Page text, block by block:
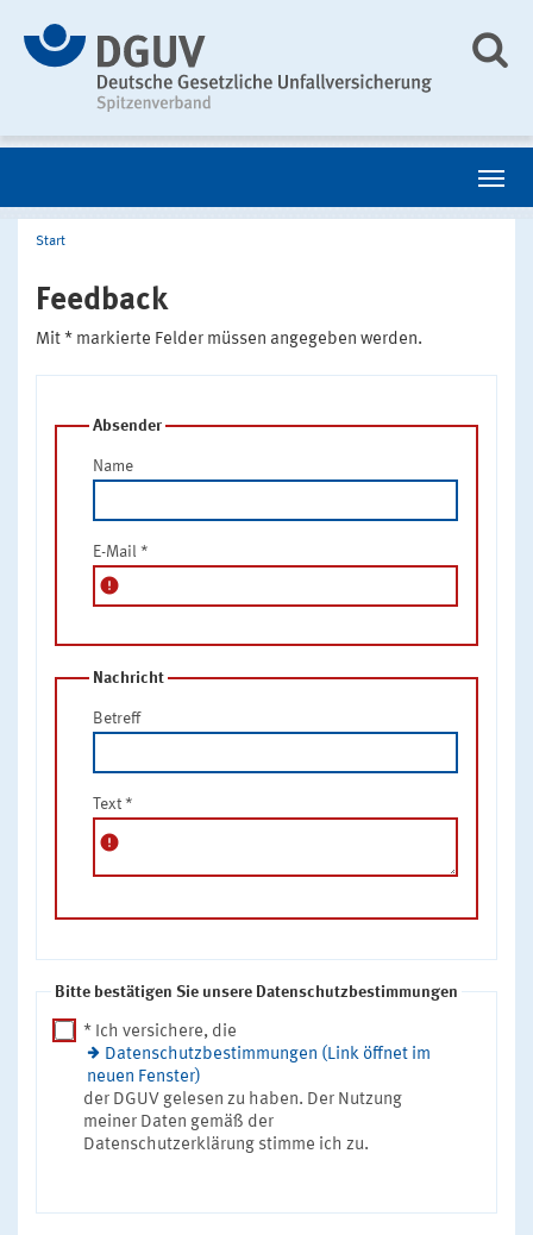
Start
Feedback
Mit * markierte Felder müssen angegeben werden.
Absender
Name
E-Mail *
error
Nachricht
Betreff
Text *
error
Bitte bestätigen Sie unsere Datenschutzbestimmungen
* Ich versichere, die
Datenschutzbestimmungen (Link öffnet im
neuen Fenster)
der DGUV gelesen zu haben. Der Nutzung
meiner Daten gemäß der
Datenschutzerklärung stimme ich zu.